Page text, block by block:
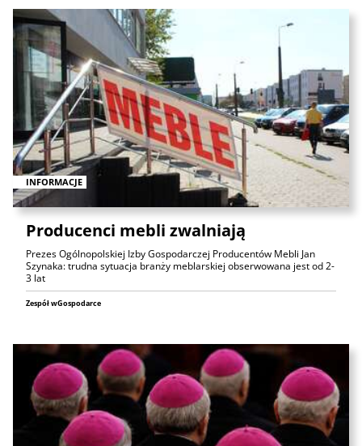
INFORMACJE
Producenci mebli zwalniają
Prezes Ogólnopolskiej Izby Gospodarczej Producentów Mebli Jan
Szynaka: trudna sytuacja branży meblarskiej obserwowana jest od 2-
3 lat
Zespół wGospodarce